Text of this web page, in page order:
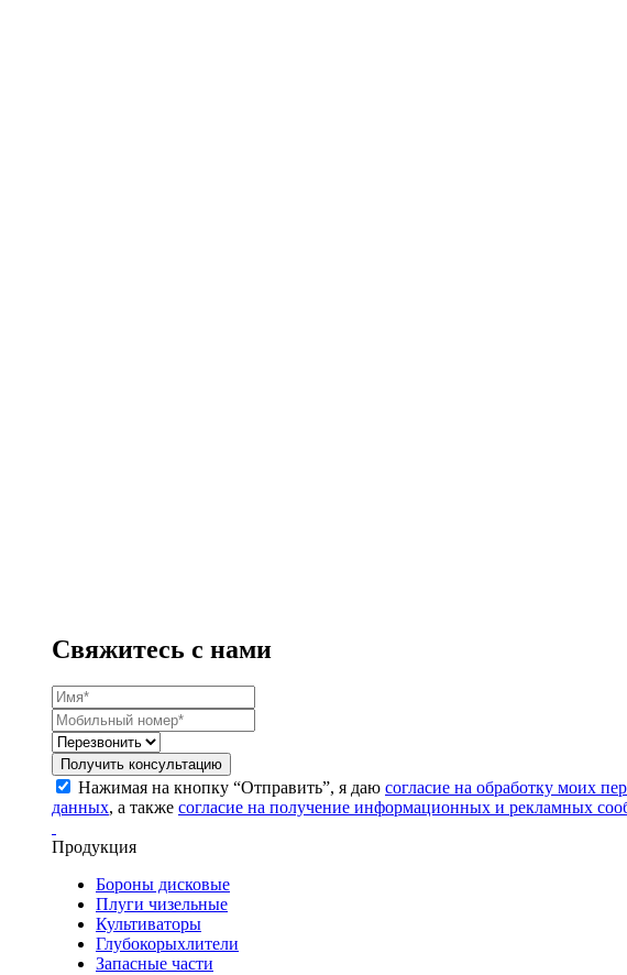
Свяжитесь с нами
Получить консультацию
Нажимая на кнопку “Отправить”, я даю согласие на обработку моих
данных, а также согласие на получение информационных и рекламных
Продукция
Бороны дисковые
Плуги чизельные
Культиваторы
Глубокорыхлители
Запасные части